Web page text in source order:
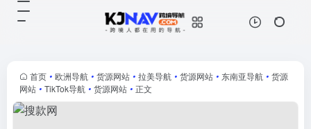
首页 • 欧洲导航 • 货源网站 • 拉美导航 • 货源网站 • 东南亚导航 • 货源
网站 • TikTok导航 • 货源网站 • 正文